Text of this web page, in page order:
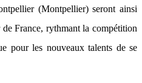
(Montpellier) seront ainsi
France, rythmant la compétition
pour les nouveaux talents de se